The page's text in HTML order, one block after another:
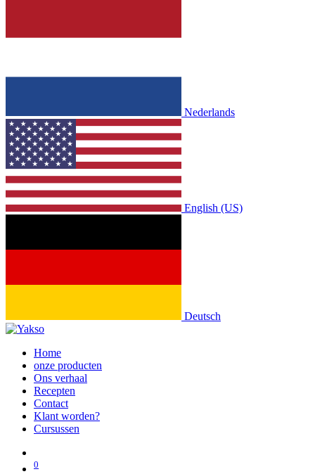
Nederlands
English (US)
Deutsch
Home
onze producten
Ons verhaal
Recepten
Contact
Klant worden?
Cursussen
0